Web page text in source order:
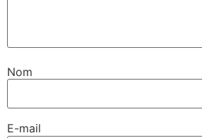
Nom
E-mail